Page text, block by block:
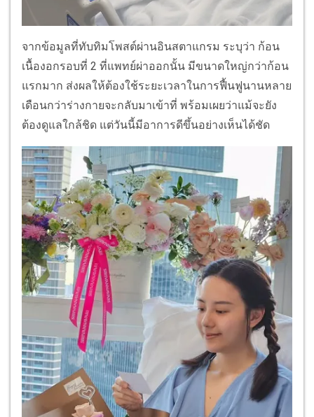
จากข้อมูลที่ทับทิมโพสต์ผ่านอินสตาแกรม ระบุว่า ก้อน
เนื้องอกรอบที่ 2 ที่แพทย์ผ่าออกนั้น มีขนาดใหญ่กว่าก้อน
แรกมาก ส่งผลให้ต้องใช้ระยะเวลาในการฟื้นฟูนานหลาย
เดือนกว่าร่างกายจะกลับมาเข้าที่ พร้อมเผยว่าแม้จะยัง
ต้องดูแลใกล้ชิด แต่วันนี้มีอาการดีขึ้นอย่างเห็นได้ชัด